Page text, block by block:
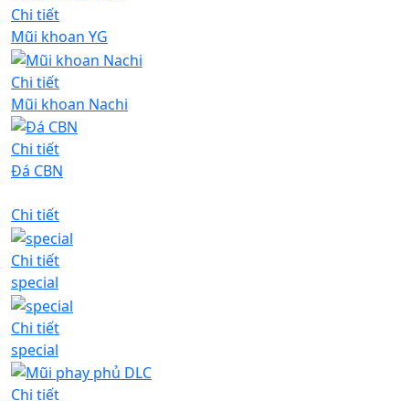
Chi tiết
Mũi khoan YG
Chi tiết
Mũi khoan Nachi
Chi tiết
Đá CBN
Chi tiết
Chi tiết
special
Chi tiết
special
Chi tiết